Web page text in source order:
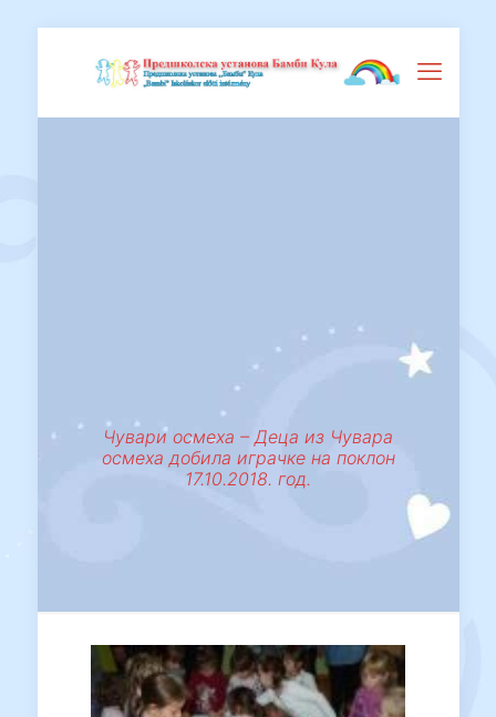
Чувари осмеха – Деца из Чувара
осмеха добила играчке на поклон
17.10.2018. год.